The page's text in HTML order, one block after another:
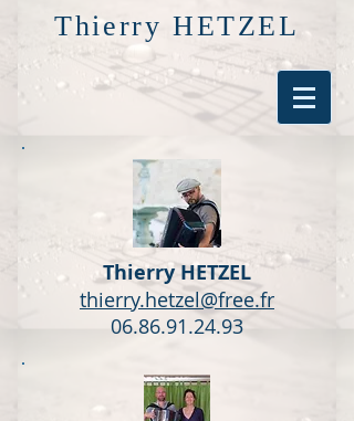
Thierry HETZEL
Thierry HETZEL
thierry.hetzel@free.fr
06.86.91.24.93